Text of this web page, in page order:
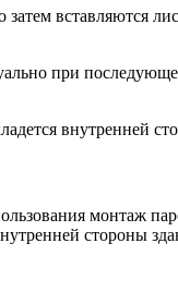
затем вставляются
при
внутренней
монтаж
стороны